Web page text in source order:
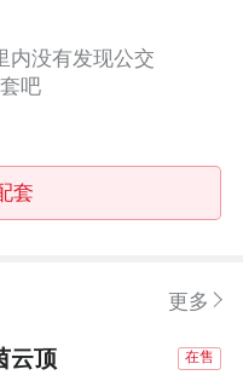
内没有发现公交
吧
套
更多
云顶 在售